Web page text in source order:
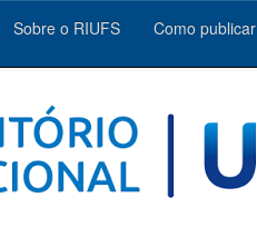
Sobre o RIUFS Como publicar